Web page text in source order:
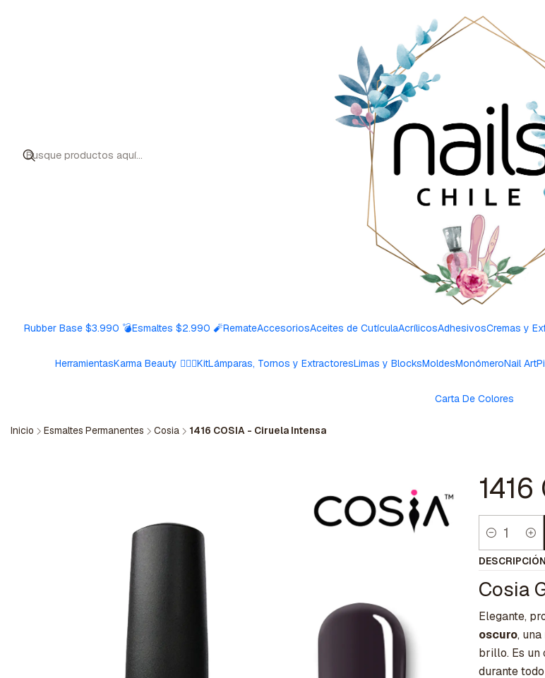
Rubber Base $3.990 💣Esmaltes $2.990 🧨RemateAccesoriosAceites de CutículaAcrílicosAdhesivosCremas y
HerramientasKarma Beauty 🧘🏼‍♀️KitLámparas, Tornos y ExtractoresLimas y BlocksMoldesMonómeroNail Art
Carta De Colores
Inicio Esmaltes Permanentes Cosia 1416 COSIA - Ciruela Intensa
Cantidad
DESCRIPCIÓN
Cosia
Elegante,
oscuro,
brillo. Es un
durante